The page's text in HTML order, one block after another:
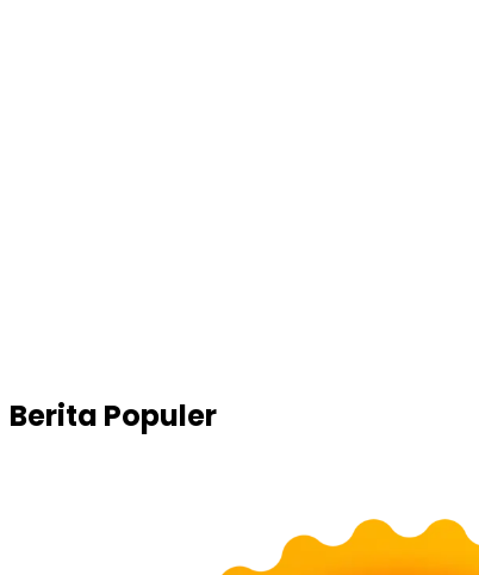
Berita Populer